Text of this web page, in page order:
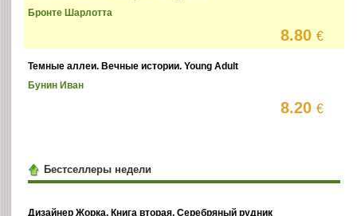
Бронте Шарлотта
8.80€
Темные аллеи. Вечные истории. Young Adult
Бунин Иван
8.20€
Бестселлеры недели
Дизайнер Жорка. Книга вторая. Серебряный рудник